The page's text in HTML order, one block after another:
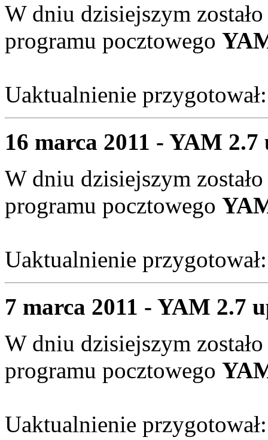
W dniu dzisiejszym
programu pocztowego
Uaktualnienie
16 marca 2011 - YAM 2.7
W dniu dzisiejszym
programu pocztowego
Uaktualnienie
7 marca 2011 - YAM 2.7
W dniu dzisiejszym
programu pocztowego
Uaktualnienie